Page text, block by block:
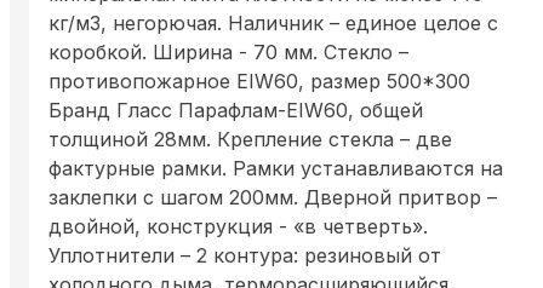
кг/м3, негорючая. Наличник – единое целое с
коробкой. Ширина - 70 мм. Стекло –
противопожарное EIW60, размер 500*300
Бранд Гласс Парафлам-EIW60, общей
толщиной 28мм. Крепление стекла – две
фактурные рамки. Рамки устанавливаются на
заклепки с шагом 200мм. Дверной притвор –
двойной, конструкция - «в четверть».
Уплотнители – 2 контура: резиновый от